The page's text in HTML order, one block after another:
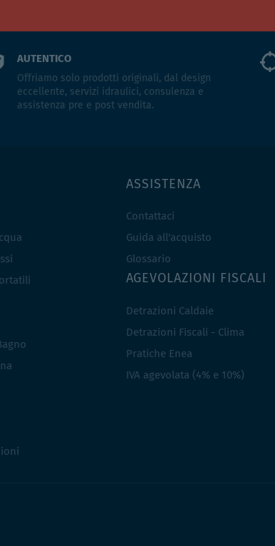
AUTENTICO
Offriamo solo prodotti originali, dal design
eccellente, servizi idraulici, consulenza e
assistenza pre e post vendita.
ASSISTENZA
Contattaci
Guida all'acquisto
Glossario
AGEVOLAZIONI FISCALI
Detrazioni Caldaie
Detrazioni Fiscali - Clima
Pratiche Enea
IVA agevolata (4% e 10%)